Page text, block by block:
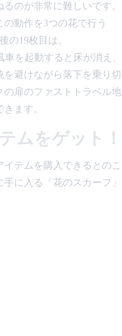
のが非常に難しいです。
動作を3つの花で行う
の19枚目は、
を起動すると床が消え、
避けながら落下を乗り切
の扉のファストトラベル地
ます。
ムをゲット！
テムを購入できるとのこ
に入る「花のスカーフ」